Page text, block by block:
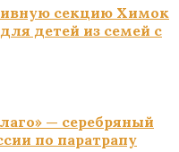
секцию Химок
детей из семей с
— серебряный
по паратрапу